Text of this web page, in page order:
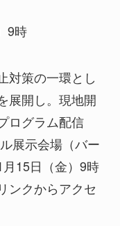
9時
対策の一環とし
展開し。現地開
ログラム配信
展示会場（バー
15日（金）9時
ンクからアクセ